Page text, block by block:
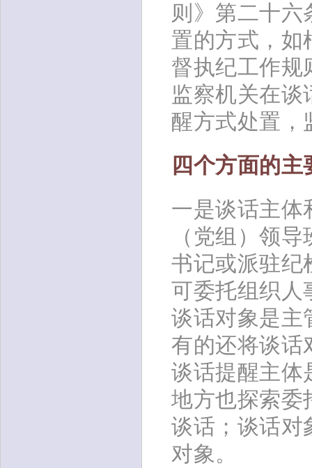
则》第二十
置的方式，
督执纪工作
监察机关在
醒方式处置
四个方面的主
一是谈话主
（党组）领
书记或派驻纪
可委托组织人
谈话对象是主
有的还将谈话
谈话提醒主体
地方也探索委
谈话；谈话对
对象。